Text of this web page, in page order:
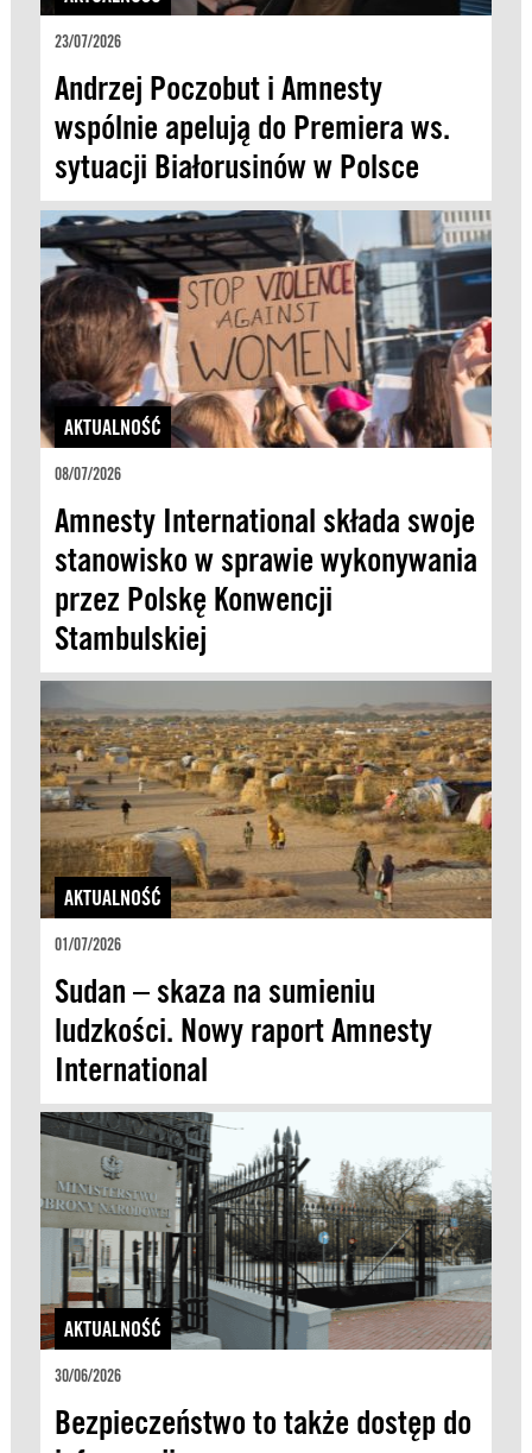
23/07/2026
Andrzej Poczobut i Amnesty
wspólnie apelują do Premiera ws.
sytuacji Białorusinów w Polsce
AKTUALNOŚĆ
08/07/2026
Amnesty International składa swoje
stanowisko w sprawie wykonywania
przez Polskę Konwencji
Stambulskiej
AKTUALNOŚĆ
01/07/2026
Sudan – skaza na sumieniu
ludzkości. Nowy raport Amnesty
International
AKTUALNOŚĆ
30/06/2026
Bezpieczeństwo to także dostęp do